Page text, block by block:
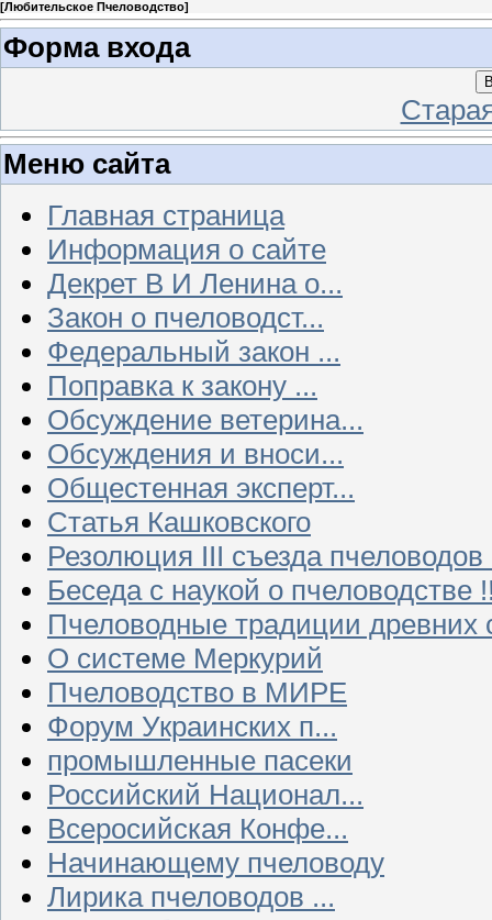
[Любительское Пчеловодство]
Форма входа
Меню сайта
Главная страница
Информация о сайте
Декрет В И Ленина о...
Закон о пчеловодст...
Федеральный закон ...
Поправка к закону ...
Обсуждение ветерина...
Обсуждения и вноси...
Общестенная эксперт...
Статья Кашковского
Резолюция III съезда
Беседа с наукой о пчеловодстве
Пчеловодные традиции древних
О системе Меркурий
Пчеловодство в МИРЕ
Форум Украинских п...
промышленные пасеки
Российский Национал...
Всеросийская Конфе...
Начинающему пчеловоду
Лирика пчеловодов ...